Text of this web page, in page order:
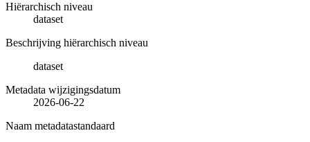
Hiërarchisch niveau
dataset
Beschrijving hiërarchisch niveau
dataset
Metadata wijzigingsdatum
2026-06-22
Naam metadatastandaard